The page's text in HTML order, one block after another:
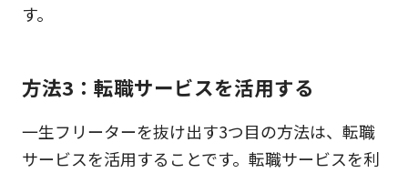
す。
方法3：転職サービスを活用する
一生フリーターを抜け出す3つ目の方法は、転職
サービスを活用することです。転職サービスを利